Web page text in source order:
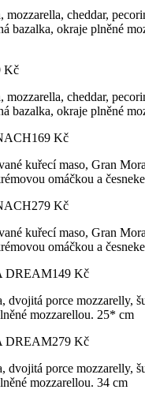
mozzarella, cheddar,
bazalka, okraje plněné
Kč
mozzarella, cheddar,
bazalka, okraje plněné
169 Kč
kuřecí maso, Gran
omáčkou a
279 Kč
kuřecí maso, Gran
omáčkou a
DREAM149 Kč
dvojitá porce mozzarelly,
mozzarellou. 25* cm
DREAM279 Kč
dvojitá porce mozzarelly,
mozzarellou. 34 cm